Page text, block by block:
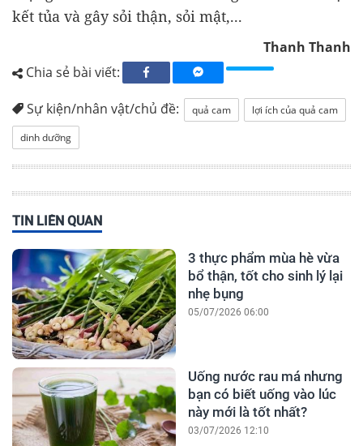
kết tủa và gây sỏi thận, sỏi mật,...
Thanh Thanh
Chia sẻ bài viết:
Sự kiện/nhân vật/chủ đề: quả cam
lợi ích của quả cam
dinh dưỡng
TIN LIÊN QUAN
3 thực phẩm mùa hè vừa
bổ thận, tốt cho sinh lý lại
nhẹ bụng
05/07/2026 06:00
Uống nước rau má nhưng
bạn có biết uống vào lúc
này mới là tốt nhất?
03/07/2026 12:10